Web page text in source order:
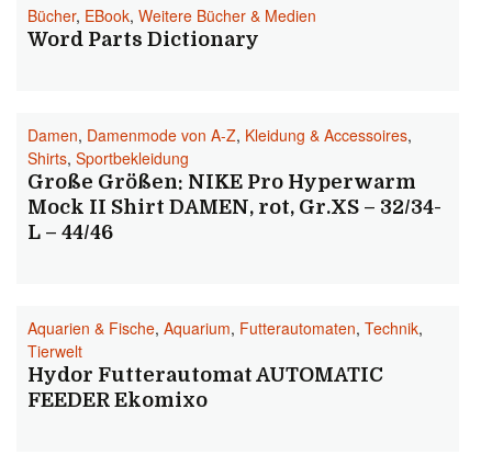
Bücher, EBook, Weitere Bücher & Medien
Word Parts Dictionary
Damen, Damenmode von A-Z, Kleidung & Accessoires,
Shirts, Sportbekleidung
Große Größen: NIKE Pro Hyperwarm
Mock II Shirt DAMEN, rot, Gr.XS – 32/34-
L – 44/46
Aquarien & Fische, Aquarium, Futterautomaten, Technik,
Tierwelt
Hydor Futterautomat AUTOMATIC
FEEDER Ekomixo